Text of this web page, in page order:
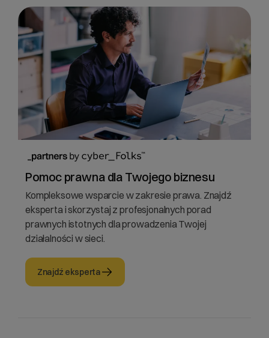
Pomoc prawna dla Twojego biznesu
Kompleksowe wsparcie w zakresie prawa. Znajdź
eksperta i skorzystaj z profesjonalnych porad
prawnych istotnych dla prowadzenia Twojej
działalności w sieci.
Znajdź eksperta